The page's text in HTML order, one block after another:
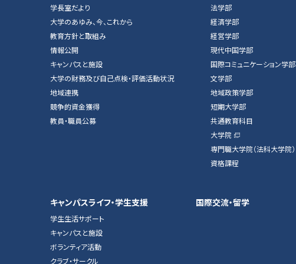
学長室だより
大学のあゆみ、今、これから
教育方針と取組み
情報公開
キャンパスと施設
大学の財務及び自己点検・評価活動状況
地域連携
競争的資金獲得
教員・職員公募
法学部
経済学部
経営学部
現代中国学部
国際コミュニケーション学部
文学部
地域政策学部
短期大学部
共通教育科目
大学院
専門職大学院（法科大学院）
資格課程
キャンパスライフ・学生支援
学生生活サポート
キャンパスと施設
ボランティア活動
クラブ・サークル
国際交流・留学